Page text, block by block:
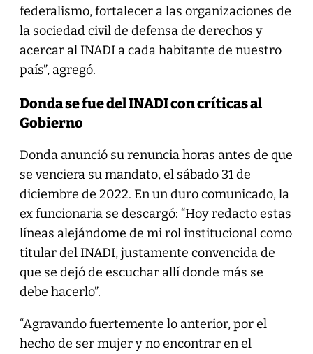
federalismo, fortalecer a las organizaciones de
la sociedad civil de defensa de derechos y
acercar al INADI a cada habitante de nuestro
país”, agregó.
Donda se fue del INADI con críticas al
Gobierno
Donda anunció su renuncia horas antes de que
se venciera su mandato, el sábado 31 de
diciembre de 2022. En un duro comunicado, la
ex funcionaria se descargó: “Hoy redacto estas
líneas alejándome de mi rol institucional como
titular del INADI, justamente convencida de
que se dejó de escuchar allí donde más se
debe hacerlo”.
“Agravando fuertemente lo anterior, por el
hecho de ser mujer y no encontrar en el